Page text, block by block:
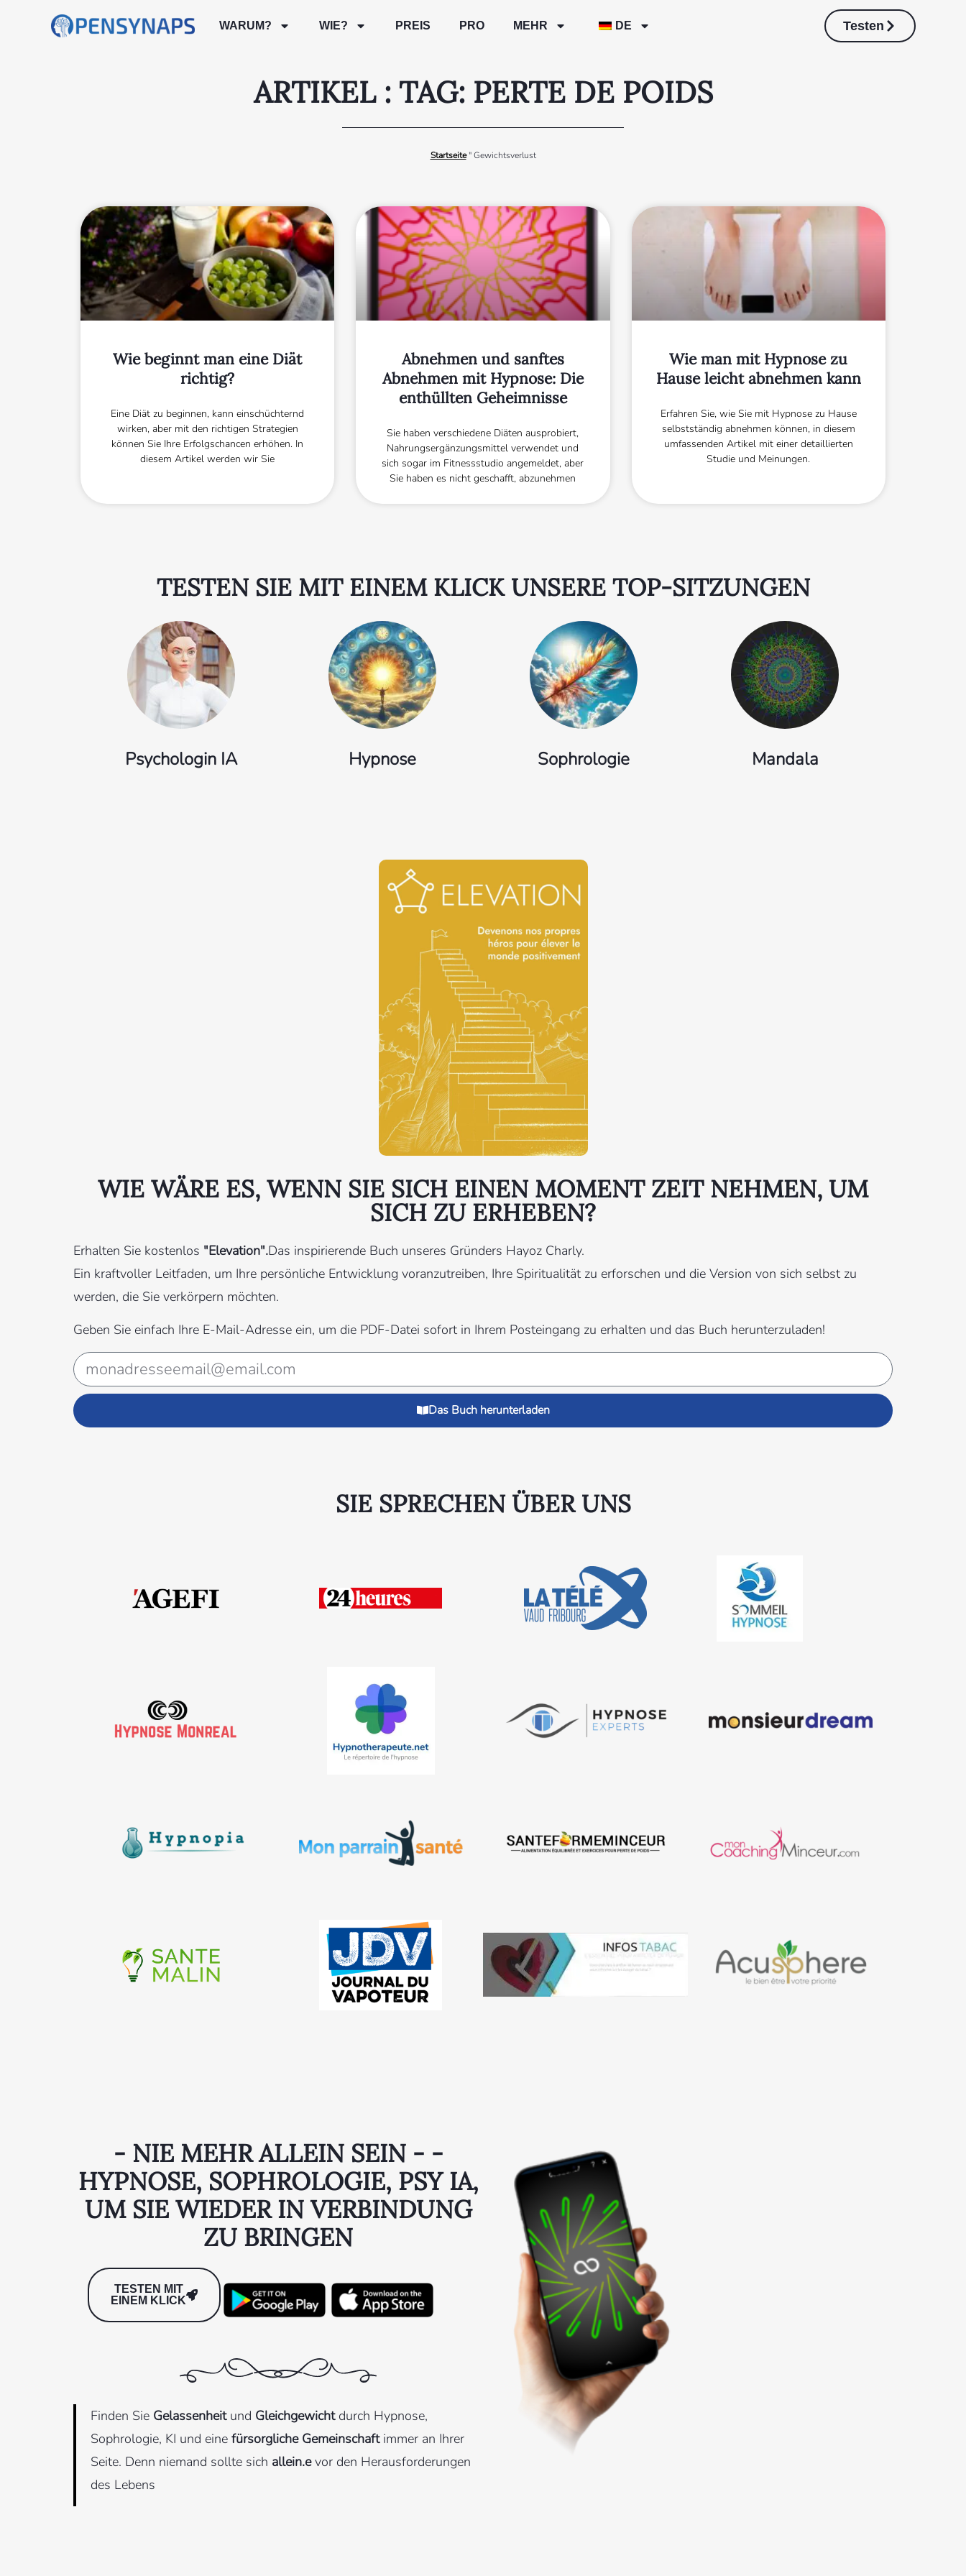
WARUM? WIE? PREIS PRO MEHR DE Testen
ARTIKEL : TAG: PERTE DE POIDS
Startseite"Gewichtsverlust
Wie beginnt man eine Diät
richtig?
Eine Diät zu beginnen, kann einschüchternd
wirken, aber mit den richtigen Strategien
können Sie Ihre Erfolgschancen erhöhen. In
diesem Artikel werden wir Sie
Abnehmen und sanftes
Abnehmen mit Hypnose: Die
enthüllten Geheimnisse
Sie haben verschiedene Diäten ausprobiert,
Nahrungsergänzungsmittel verwendet und
sich sogar im Fitnessstudio angemeldet, aber
Sie haben es nicht geschafft, abzunehmen
Wie man mit Hypnose zu
Hause leicht abnehmen kann
Erfahren Sie, wie Sie mit Hypnose zu Hause
selbstständig abnehmen können, in diesem
umfassenden Artikel mit einer detaillierten
Studie und Meinungen.
TESTEN SIE MIT EINEM KLICK UNSERE TOP-SITZUNGEN
Psychologin IA Hypnose Sophrologie Mandala
WIE WÄRE ES, WENN SIE SICH EINEN MOMENT ZEIT NEHMEN, UM
SICH ZU ERHEBEN?
Erhalten Sie kostenlos "Elevation".Das inspirierende Buch unseres Gründers Hayoz Charly.
Ein kraftvoller Leitfaden, um Ihre persönliche Entwicklung voranzutreiben, Ihre Spiritualität zu erforschen und die Version von sich selbst zu
werden, die Sie verkörpern möchten.
Geben Sie einfach Ihre E-Mail-Adresse ein, um die PDF-Datei sofort in Ihrem Posteingang zu erhalten und das Buch herunterzuladen!
Das Buch herunterladen
SIE SPRECHEN ÜBER UNS
- NIE MEHR ALLEIN SEIN - -
HYPNOSE, SOPHROLOGIE, PSY IA,
UM SIE WIEDER IN VERBINDUNG
ZU BRINGEN
TESTEN MIT
EINEM KLICK
Finden Sie Gelassenheit und Gleichgewicht durch Hypnose,
Sophrologie, KI und eine fürsorgliche Gemeinschaftimmer an Ihrer
Seite. Denn niemand sollte sich allein.evor den Herausforderungen
des Lebens